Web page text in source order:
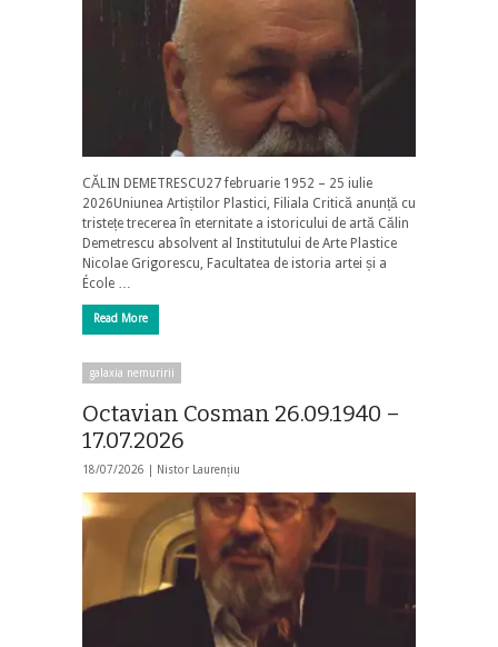
CĂLIN DEMETRESCU27 februarie 1952 – 25 iulie
2026Uniunea Artiștilor Plastici, Filiala Critică anunță cu
tristețe trecerea în eternitate a istoricului de artă Călin
Demetrescu absolvent al Institutului de Arte Plastice
Nicolae Grigorescu, Facultatea de istoria artei și a
École …
Read More
galaxia nemuririi
Octavian Cosman 26.09.1940 –
17.07.2026
18/07/2026 | Nistor Laurențiu